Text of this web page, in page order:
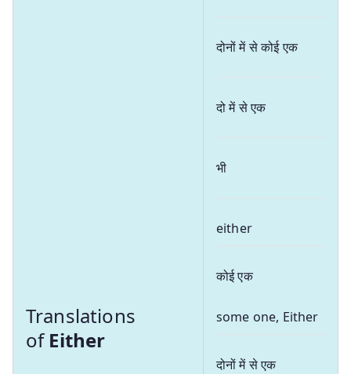
Translations
ofEither
दोनों में से कोई एक
दो में से एक
भी
either
कोई एक
some one, Either
दोनों में से एक